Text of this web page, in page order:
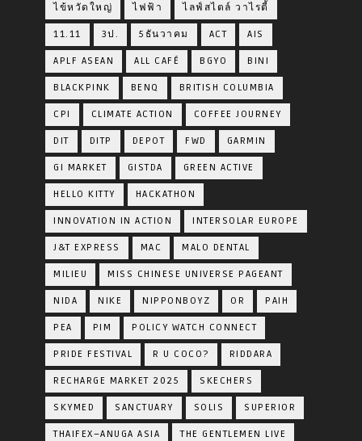
ไข้หวัดใหญ่ ไฟฟ้า ไลฟ์สไตล์ วาไรตี้
11.11 3ป. 5ธันวาคม ACT AIS
APLF ASEAN ALL CAFÉ BGYO BINI
BLACKPINK BENQ BRITISH COLUMBIA
CPI CLIMATE ACTION COFFEE JOURNEY
DIT DITP DEPOT FWD GARMIN
GI MARKET GISTDA GREEN ACTIVE
HELLO KITTY HACKATHON
INNOVATION IN ACTION INTERSOLAR EUROPE
J&T EXPRESS MAC MALO DENTAL
MILIEU MISS CHINESE UNIVERSE PAGEANT
NIDA NIKE NIPPONBOYZ OR PAIH
PEA PIM POLICY WATCH CONNECT
PRIDE FESTIVAL R U COCO? RIDDARA
RECHARGE MARKET 2025 SKECHERS
SKYMED SANCTUARY SOLIS SUPERIOR
THAIFEX–ANUGA ASIA THE GENTLEMEN LIVE